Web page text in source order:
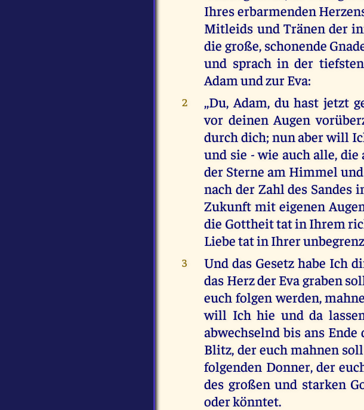
Ihres erbarmenden
Mitleids und Tränen der
die große, schonende
und sprach in der
Adam und zur Eva:
2
,,Du, Adam, du hast jetzt
vor deinen Augen
durch dich; nun aber will
und sie - wie auch alle,
der Sterne am Himmel
nach der Zahl des
Zukunft mit eigenen
die Gottheit tat in Ihrem
Liebe tat in Ihrer
3
Und das Gesetz habe Ich
das Herz der Eva graben
euch folgen werden,
will Ich hie und da
abwechselnd bis ans
Blitz, der euch mahnen
folgenden Donner, der
des großen und starken
oder könntet.